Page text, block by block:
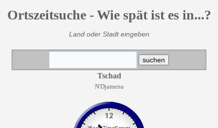
Ortszeitsuche - Wie spät ist es in...?
Land oder Stadt eingeben
Tschad
N'Djamena